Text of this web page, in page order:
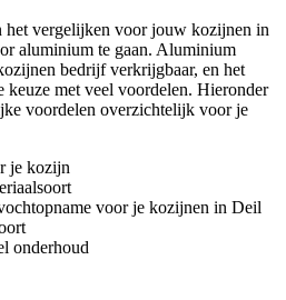
het vergelijken voor jouw kozijnen in
aluminium te gaan. Aluminium
bedrijf verkrijgbaar, en het
keuze met veel voordelen. Hieronder
voordelen overzichtelijk voor je
je kozijn
voor je kozijnen in Deil
onderhoud